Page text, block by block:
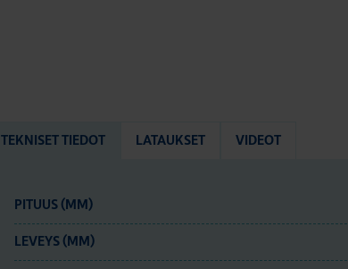
TEKNISET TIEDOT LATAUKSET VIDEOT
PITUUS (MM)
LEVEYS (MM)